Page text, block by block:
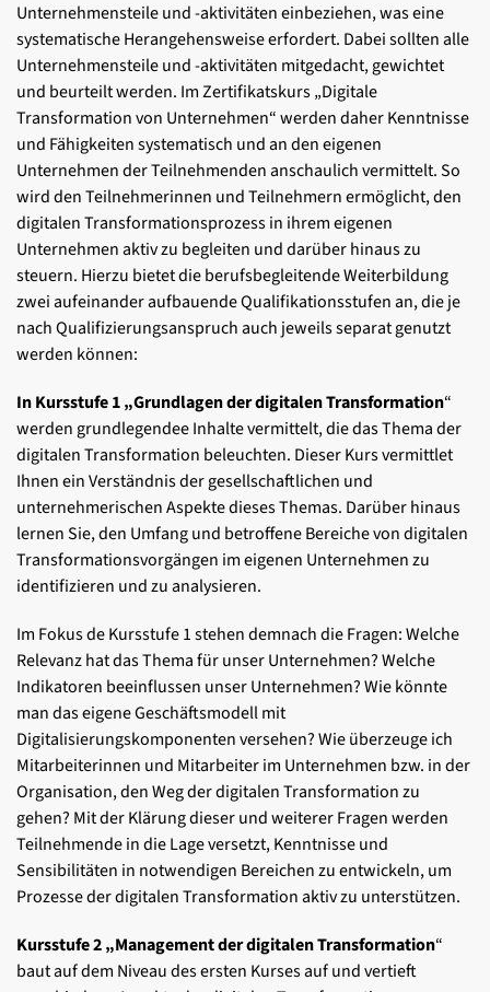
Unternehmensteile und -aktivitäten einbeziehen, was eine
systematische Herangehensweise erfordert. Dabei sollten alle
Unternehmensteile und -aktivitäten mitgedacht, gewichtet
und beurteilt werden. Im Zertifikatskurs „Digitale
Transformation von Unternehmen“ werden daher Kenntnisse
und Fähigkeiten systematisch und an den eigenen
Unternehmen der Teilnehmenden anschaulich vermittelt. So
wird den Teilnehmerinnen und Teilnehmern ermöglicht, den
digitalen Transformationsprozess in ihrem eigenen
Unternehmen aktiv zu begleiten und darüber hinaus zu
steuern. Hierzu bietet die berufsbegleitende Weiterbildung
zwei aufeinander aufbauende Qualifikationsstufen an, die je
nach Qualifizierungsanspruch auch jeweils separat genutzt
werden können:
In Kursstufe 1 „Grundlagen der digitalen Transformation“
werden grundlegendee Inhalte vermittelt, die das Thema der
digitalen Transformation beleuchten. Dieser Kurs vermittlet
Ihnen ein Verständnis der gesellschaftlichen und
unternehmerischen Aspekte dieses Themas. Darüber hinaus
lernen Sie, den Umfang und betroffene Bereiche von digitalen
Transformationsvorgängen im eigenen Unternehmen zu
identifizieren und zu analysieren.
Im Fokus de Kursstufe 1 stehen demnach die Fragen: Welche
Relevanz hat das Thema für unser Unternehmen? Welche
Indikatoren beeinflussen unser Unternehmen? Wie könnte
man das eigene Geschäftsmodell mit
Digitalisierungskomponenten versehen? Wie überzeuge ich
Mitarbeiterinnen und Mitarbeiter im Unternehmen bzw. in der
Organisation, den Weg der digitalen Transformation zu
gehen? Mit der Klärung dieser und weiterer Fragen werden
Teilnehmende in die Lage versetzt, Kenntnisse und
Sensibilitäten in notwendigen Bereichen zu entwickeln, um
Prozesse der digitalen Transformation aktiv zu unterstützen.
Kursstufe 2 „Management der digitalen Transformation“
baut auf dem Niveau des ersten Kurses auf und vertieft